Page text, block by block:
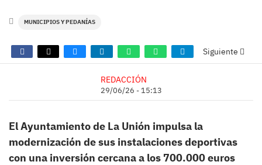
MUNICIPIOS Y PEDANÍAS
Siguiente
REDACCIÓN
29/06/26 - 15:13
El Ayuntamiento de La Unión impulsa la
modernización de sus instalaciones deportivas
con una inversión cercana a los 700.000 euros